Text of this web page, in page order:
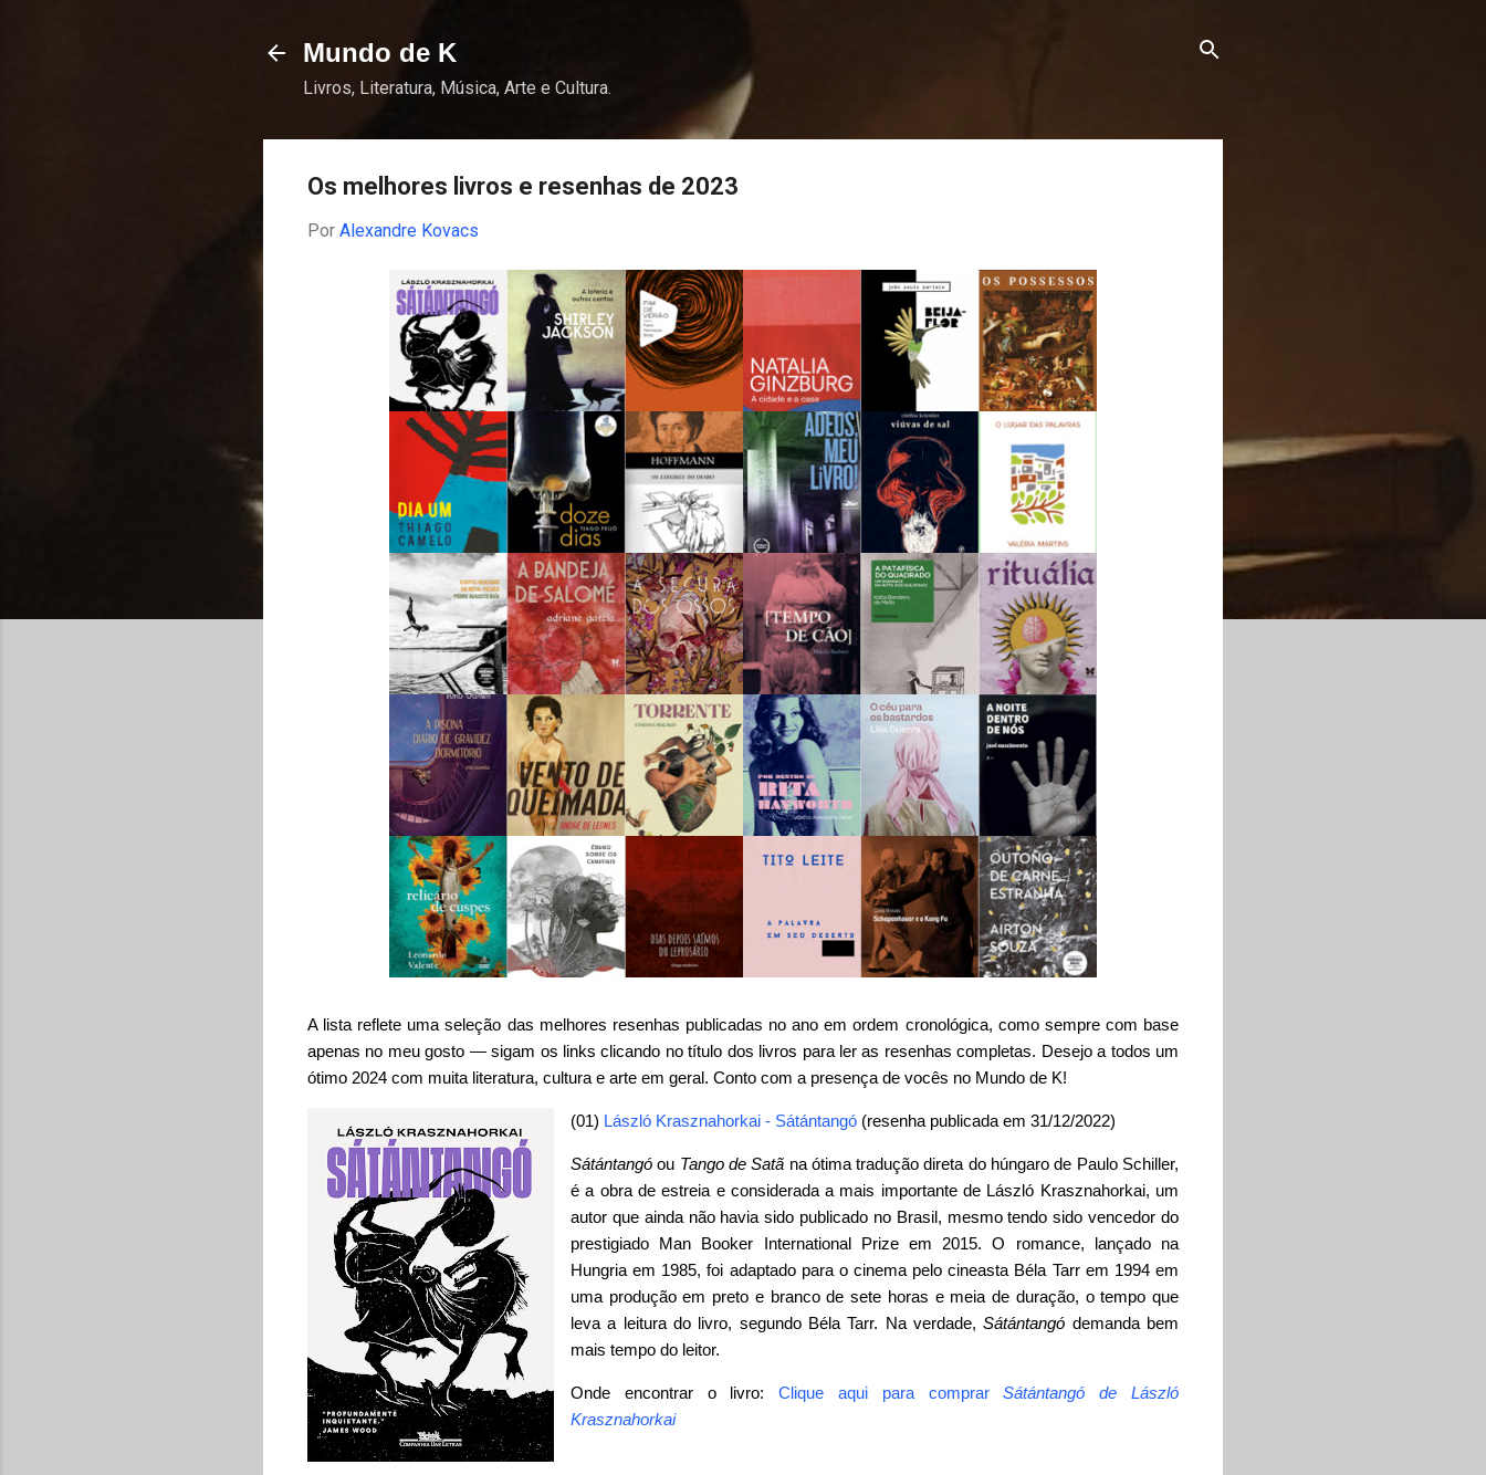
Mundo de K
Livros, Literatura, Música, Arte e Cultura.
Os melhores livros e resenhas de 2023
Por Alexandre Kovacs
A lista reflete uma seleção das melhores resenhas publicadas no ano em ordem cronológica, como sempre com base
apenas no meu gosto — sigam os links clicando no título dos livros para ler as resenhas completas. Desejo a todos um
ótimo 2024 com muita literatura, cultura e arte em geral. Conto com a presença de vocês no Mundo de K!
(01) László Krasznahorkai - Sátántangó (resenha publicada em 31/12/2022)
Sátántangó ou Tango de Satã na ótima tradução direta do húngaro de Paulo Schiller,
é a obra de estreia e considerada a mais importante de László Krasznahorkai, um
autor que ainda não havia sido publicado no Brasil, mesmo tendo sido vencedor do
prestigiado Man Booker International Prize em 2015. O romance, lançado na
Hungria em 1985, foi adaptado para o cinema pelo cineasta Béla Tarr em 1994 em
uma produção em preto e branco de sete horas e meia de duração, o tempo que
leva a leitura do livro, segundo Béla Tarr. Na verdade,Sátántangó demanda bem
mais tempo do leitor.
Onde encontrar o livro:Clique aqui para comprarSátántangó de László
Krasznahorkai